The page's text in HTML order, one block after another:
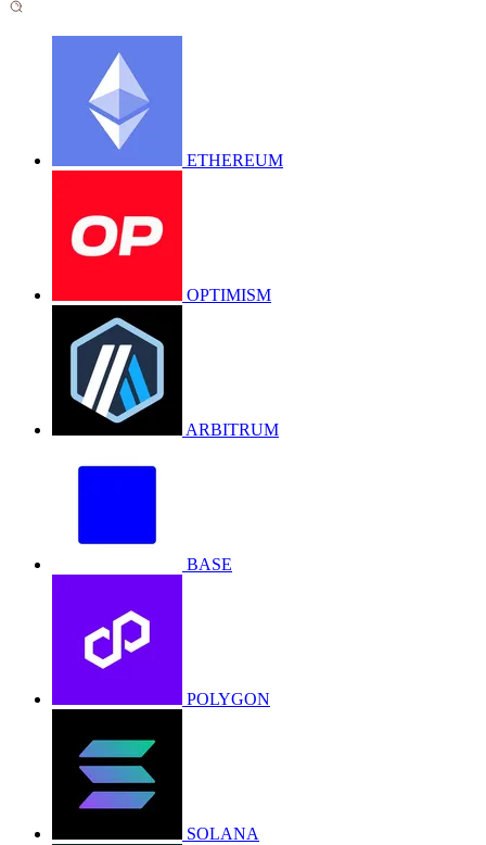
ETHEREUM
OPTIMISM
ARBITRUM
BASE
POLYGON
SOLANA